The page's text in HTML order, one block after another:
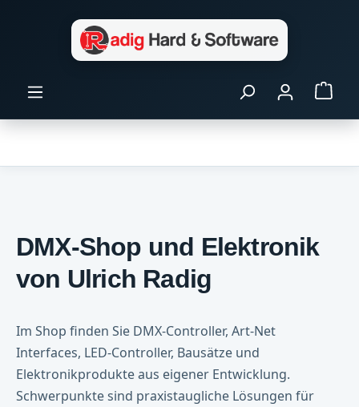
Zum Hauptinhalt springen
DMX-Shop und Elektronik
von Ulrich Radig
Im Shop finden Sie DMX-Controller, Art-Net
Interfaces, LED-Controller, Bausätze und
Elektronikprodukte aus eigener Entwicklung.
Schwerpunkte sind praxistaugliche Lösungen für